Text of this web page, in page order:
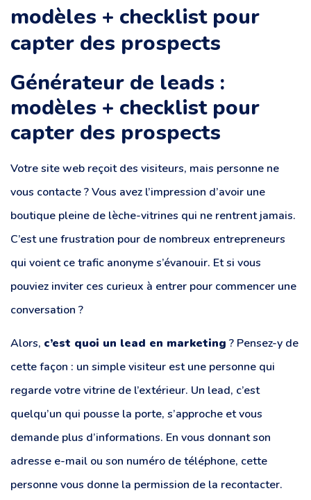
modèles + checklist pour
capter des prospects
Générateur de leads :
modèles + checklist pour
capter des prospects
Votre site web reçoit des visiteurs, mais personne ne
vous contacte ? Vous avez l’impression d’avoir une
boutique pleine de lèche-vitrines qui ne rentrent jamais.
C’est une frustration pour de nombreux entrepreneurs
qui voient ce trafic anonyme s’évanouir. Et si vous
pouviez inviter ces curieux à entrer pour commencer une
conversation ?
Alors, c’est quoi un lead en marketing ? Pensez-y de
cette façon : un simple visiteur est une personne qui
regarde votre vitrine de l’extérieur. Un lead, c’est
quelqu’un qui pousse la porte, s’approche et vous
demande plus d’informations. En vous donnant son
adresse e-mail ou son numéro de téléphone, cette
personne vous donne la permission de la recontacter.